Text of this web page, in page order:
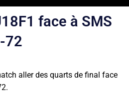
face à SMS
72
aller des quarts de final face